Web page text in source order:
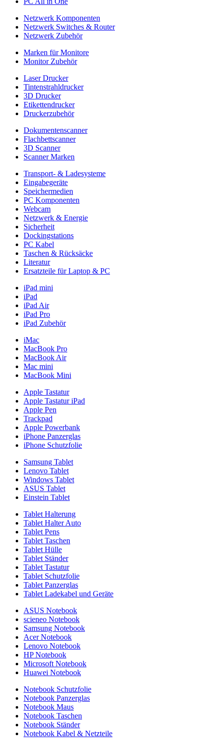
Netzwerk Komponenten
Netzwerk Switches & Router
Netzwerk Zubehör
Marken für Monitore
Monitor Zubehör
Laser Drucker
Tintenstrahldrucker
3D Drucker
Etikettendrucker
Druckerzubehör
Dokumentenscanner
Flachbettscanner
3D Scanner
Scanner Marken
Transport- & Ladesysteme
Eingabegeräte
Speichermedien
PC Komponenten
Webcam
Netzwerk & Energie
Sicherheit
Dockingstations
PC Kabel
Taschen & Rücksäcke
Literatur
Ersatzteile für Laptop & PC
iPad mini
iPad
iPad Air
iPad Pro
iPad Zubehör
iMac
MacBook Pro
MacBook Air
Mac mini
MacBook Mini
Apple Tastatur
Apple Tastatur iPad
Apple Pen
Trackpad
Apple Powerbank
iPhone Panzerglas
iPhone Schutzfolie
Samsung Tablet
Lenovo Tablet
Windows Tablet
ASUS Tablet
Einstein Tablet
Tablet Halterung
Tablet Halter Auto
Tablet Pens
Tablet Taschen
Tablet Hülle
Tablet Ständer
Tablet Tastatur
Tablet Schutzfolie
Tablet Panzerglas
Tablet Ladekabel und Geräte
ASUS Notebook
scieneo Notebook
Samsung Notebook
Acer Notebook
Lenovo Notebook
HP Notebook
Microsoft Notebook
Huawei Notebook
Notebook Schutzfolie
Notebook Panzerglas
Notebook Maus
Notebook Taschen
Notebook Ständer
Notebook Kabel & Netzteile